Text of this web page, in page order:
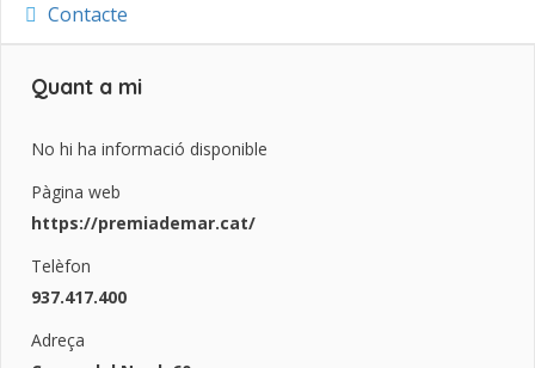
Contacte
Quant a mi
No hi ha informació disponible
Pàgina web
https://premiademar.cat/
Telèfon
937.417.400
Adreça